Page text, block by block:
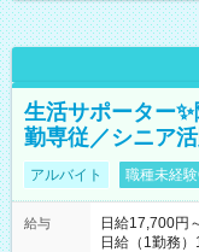
生活サポーター
勤専従／シニア
アルバイト 職種未経
給与
日給17,700円
日給（1勤務